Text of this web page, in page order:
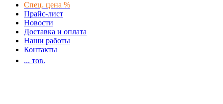
Спец. цена %
Прайс-лист
Новости
Доставка и оплата
Наши работы
Контакты
... тов.